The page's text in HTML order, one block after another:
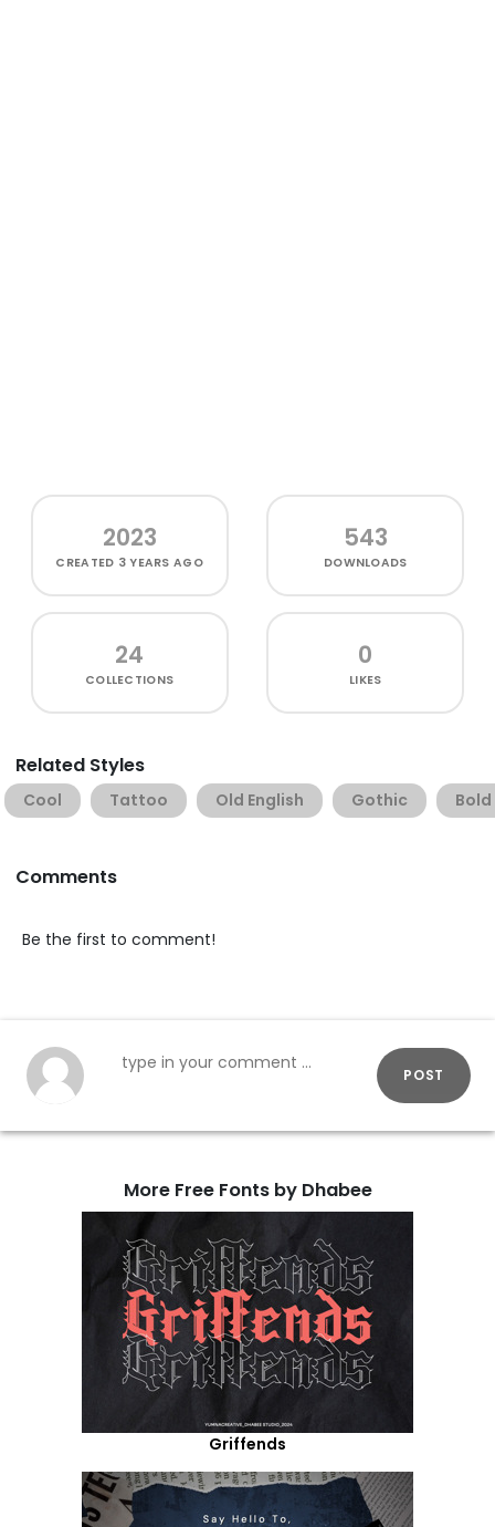
2023
CREATED 3 YEARS AGO
543
DOWNLOADS
24
COLLECTIONS
0
LIKES
Related Styles
Cool Tattoo Old English Gothic Bold
Comments
Be the first to comment!
POST
More Free Fonts by Dhabee
Griffends